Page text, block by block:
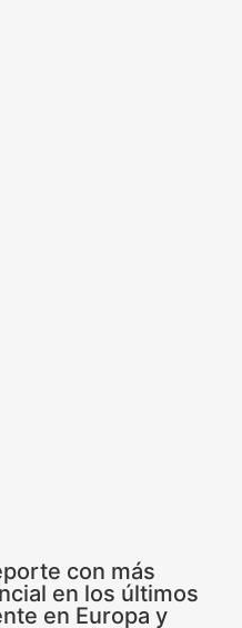
con más
en los últimos
en Europa y